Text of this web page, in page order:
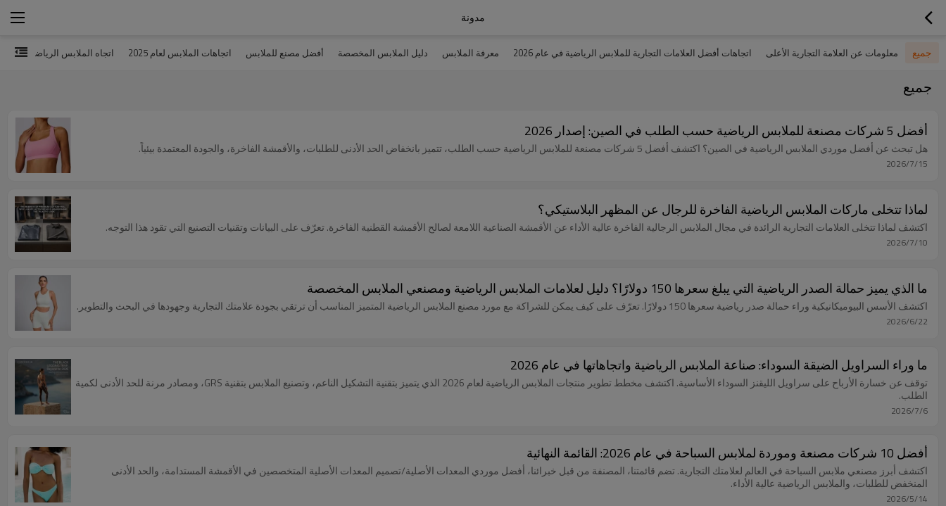
مدونة
جميع معلومات عن العلامة التجارية الأعلى اتجاهات أفضل العلامات التجارية للملابس الرياضية في عام 2026 معرفة الملابس دليل الملابس المخصصة أفضل مصنع للملابس اتجاهات الملابس لعام 2025 اتجاه الملابس الرياضية لعام 2024
جميع
أفضل 5 شركات مصنعة للملابس الرياضية حسب الطلب في الصين: إصدار 2026
هل تبحث عن أفضل موردي الملابس الرياضية في الصين؟ اكتشف أفضل 5 شركات مصنعة للملابس الرياضية حسب الطلب، تتميز بانخفاض الحد الأدنى للطلبات، والأقمشة الفاخرة، والجودة المعتمدة بيئياً.
2026/7/15
لماذا تتخلى ماركات الملابس الرياضية الفاخرة للرجال عن المظهر البلاستيكي؟
اكتشف لماذا تتخلى العلامات التجارية الرائدة في مجال الملابس الرجالية الفاخرة عالية الأداء عن الأقمشة الصناعية اللامعة لصالح الأقمشة القطنية الفاخرة. تعرّف على البيانات وتقنيات التصنيع التي تقود هذا التوجه.
2026/7/10
ما الذي يميز حمالة الصدر الرياضية التي يبلغ سعرها 150 دولارًا؟ دليل لعلامات الملابس الرياضية ومصنعي الملابس المخصصة
اكتشف الأسس البيوميكانيكية وراء حمالة صدر رياضية سعرها 150 دولارًا. تعرّف على كيف يمكن للشراكة مع مورد مصنع الملابس الرياضية المتميز المناسب أن ترتقي بجودة علامتك التجارية وجهودها في البحث والتطوير.
2026/6/22
ما وراء السراويل الضيقة السوداء: صناعة الملابس الرياضية واتجاهاتها في عام 2026
توقف عن خسارة الأرباح على سراويل الليقنز السوداء الأساسية. اكتشف مخطط تطوير منتجات الملابس الرياضية لعام 2026 الذي يتميز بتقنية التشكيل الناعم، وتصنيع الملابس بتقنية GRS، ومصادر مرنة للحد الأدنى لكمية
الطلب.
2026/7/6
أفضل 10 شركات مصنعة وموردة لملابس السباحة في عام 2026: القائمة النهائية
اكتشف أبرز مصنعي ملابس السباحة في العالم لعلامتك التجارية. تضم قائمتنا، المصنفة من قبل خبرائنا، أفضل موردي المعدات الأصلية/تصميم المعدات الأصلية المتخصصين في الأقمشة المستدامة، والحد الأدنى
المنخفض للطلبات، والملابس الرياضية عالية الأداء.
2026/5/14